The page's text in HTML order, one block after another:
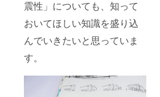
震性」についても、知って
おいてほしい知識を盛り込
んでいきたいと思っていま
す。